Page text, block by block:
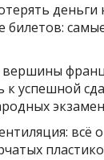
деньги
билетов:
к успешной
всё о